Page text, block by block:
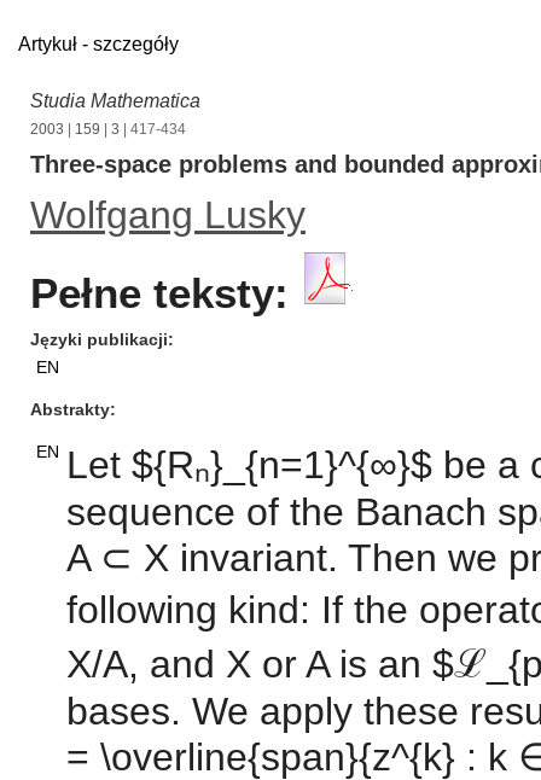
Artykuł - szczegóły
Studia Mathematica
2003 159 3 | 417-434
Three-space problems and bounded
Wolfgang Lusky
Pełne teksty:
Języki publikacji
EN
Abstrakty
EN Let ${Rₙ}_{n=1}^{∞}$ be a
sequence of the Banach
A ⊂ X invariant. Then we
following kind: If the
X/A, and X or A is an
bases. We apply these
= \overline{span}{z^{k} :